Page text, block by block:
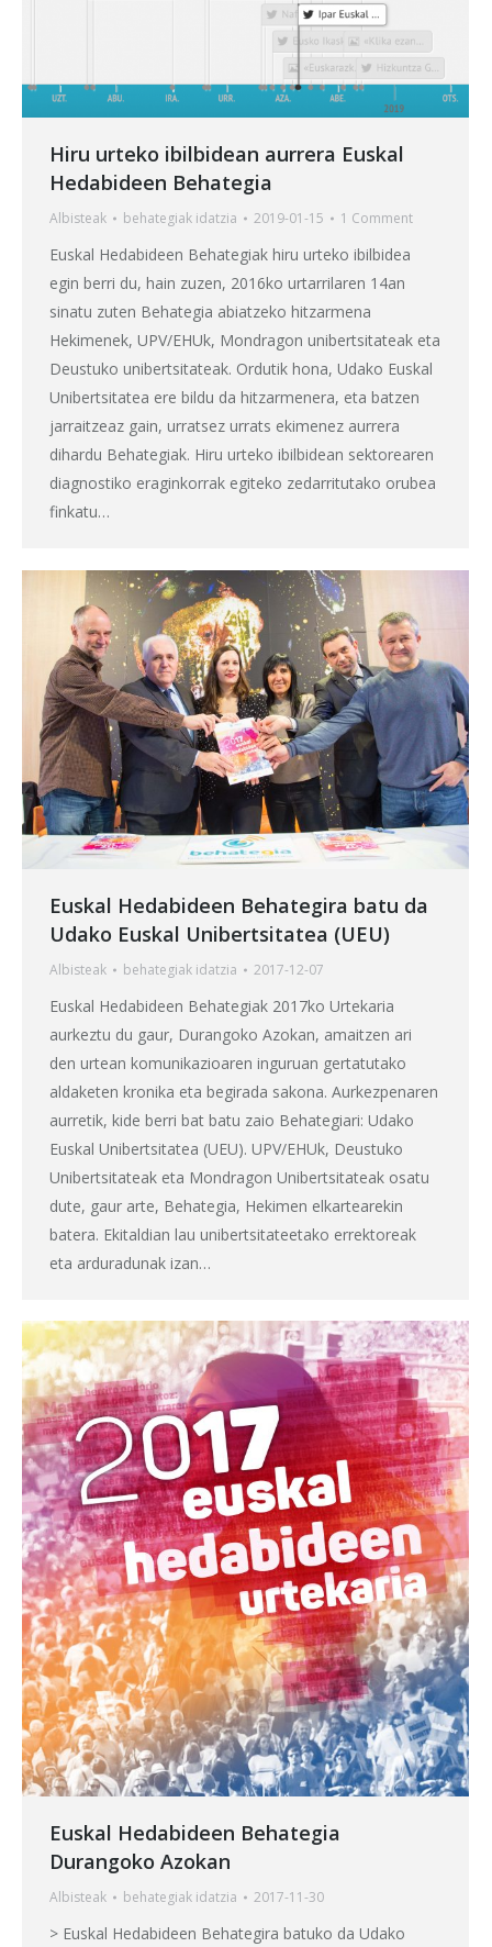
Hiru urteko ibilbidean aurrera Euskal
Hedabideen Behategia
Albisteak behategiak idatzia 2019-01-15 1 Comment
Euskal Hedabideen Behategiak hiru urteko ibilbidea
egin berri du, hain zuzen, 2016ko urtarrilaren 14an
sinatu zuten Behategia abiatzeko hitzarmena
Hekimenek, UPV/EHUk, Mondragon unibertsitateak eta
Deustuko unibertsitateak. Ordutik hona, Udako Euskal
Unibertsitatea ere bildu da hitzarmenera, eta batzen
jarraitzeaz gain, urratsez urrats ekimenez aurrera
dihardu Behategiak. Hiru urteko ibilbidean sektorearen
diagnostiko eraginkorrak egiteko zedarritutako orubea
finkatu…
Euskal Hedabideen Behategira batu da
Udako Euskal Unibertsitatea (UEU)
Albisteak behategiak idatzia 2017-12-07
Euskal Hedabideen Behategiak 2017ko Urtekaria
aurkeztu du gaur, Durangoko Azokan, amaitzen ari
den urtean komunikazioaren inguruan gertatutako
aldaketen kronika eta begirada sakona. Aurkezpenaren
aurretik, kide berri bat batu zaio Behategiari: Udako
Euskal Unibertsitatea (UEU). UPV/EHUk, Deustuko
Unibertsitateak eta Mondragon Unibertsitateak osatu
dute, gaur arte, Behategia, Hekimen elkartearekin
batera. Ekitaldian lau unibertsitateetako errektoreak
eta arduradunak izan…
Euskal Hedabideen Behategia
Durangoko Azokan
Albisteak behategiak idatzia 2017-11-30
> Euskal Hedabideen Behategira batuko da Udako